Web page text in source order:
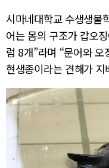
시마네대학교 수생생물
어는 몸의 구조가 갑오
럼 8개”라며 “문어와
현생종이라는 견해가